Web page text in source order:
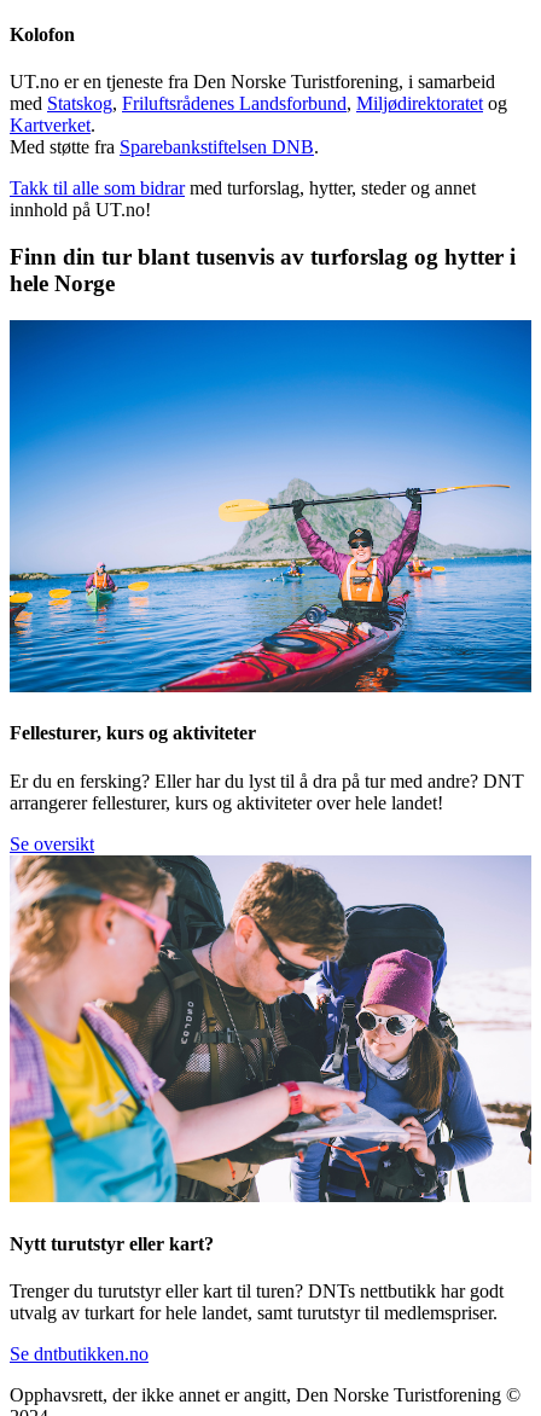
Kolofon
UT.no er en tjeneste fra Den Norske Turistforening, i samarbeid
med Statskog, Friluftsrådenes Landsforbund, Miljødirektoratet og
Kartverket.
Med støtte fra Sparebankstiftelsen DNB.
Takk til alle som bidrar med turforslag, hytter, steder og annet
innhold på UT.no!
Finn din tur blant tusenvis av turforslag og hytter i
hele Norge
Fellesturer, kurs og aktiviteter
Er du en fersking? Eller har du lyst til å dra på tur med andre? DNT
arrangerer fellesturer, kurs og aktiviteter over hele landet!
Se oversikt
Nytt turutstyr eller kart?
Trenger du turutstyr eller kart til turen? DNTs nettbutikk har godt
utvalg av turkart for hele landet, samt turutstyr til medlemspriser.
Se dntbutikken.no
Opphavsrett, der ikke annet er angitt, Den Norske Turistforening ©